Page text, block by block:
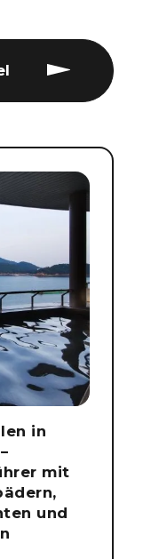
in
mit
und